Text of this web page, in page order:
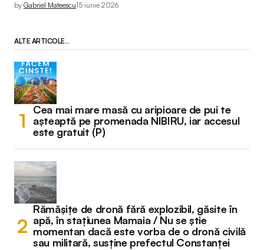
by Gabriel Mateescu15 iunie 2026
ALTE ARTICOLE...
Cea mai mare masă cu aripioare de pui te
așteaptă pe promenada NIBIRU, iar accesul
este gratuit (P)
Rămășițe de dronă fără explozibil, găsite în
apă, în stațiunea Mamaia / Nu se știe
momentan dacă este vorba de o dronă civilă
sau militară, susține prefectul Constanței